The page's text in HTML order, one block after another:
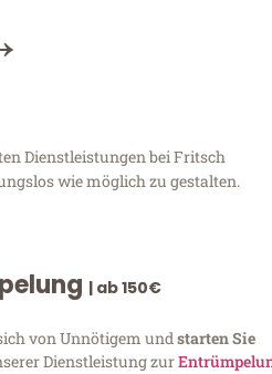
Dienstleistungen bei Fritsch
wie möglich zu gestalten.
| ab 150€
von Unnötigem undstarten Sie
Dienstleistung zur